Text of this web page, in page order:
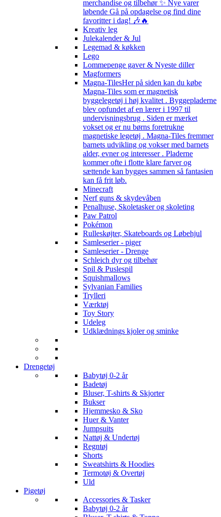
merchandise og tilbehør ✨ Nye varer
løbende Gå på opdagelse og find dine
favoritter i dag! 🎶🔥
Kreativ leg
Julekalender & Jul
Legemad & køkken
Lego
Lommepenge gaver & Nyeste diller
Magformers
Magna-TilesHer på siden kan du købe
Magna-Tiles som er magnetisk
byggelegetøj i høj kvalitet . Byggepladerne
blev opfundet af en lærer i 1997 til
undervisningsbrug . Siden er mærket
vokset og er nu børns foretrukne
magnetiske legetøj . Magna-Tiles fremmer
barnets udvikling og vokser med barnets
alder, evner og interesser . Pladerne
kommer ofte i flotte klare farver og
sættende kan bygges sammen så fantasien
kan få frit løb.
Minecraft
Nerf guns & skydevåben
Penalhuse, Skoletasker og skoleting
Paw Patrol
Pokémon
Rulleskøjter, Skateboards og Løbehjul
Samleserier - piger
Samleserier - Drenge
Schleich dyr og tilbehør
Spil & Puslespil
Squishmallows
Sylvanian Families
Trylleri
Værktøj
Toy Story
Udeleg
Udklædnings kjoler og sminke
Drengetøj
Babytøj 0-2 år
Badetøj
Bluser, T-shirts & Skjorter
Bukser
Hjemmesko & Sko
Huer & Vanter
Jumpsuits
Nattøj & Undertøj
Regntøj
Shorts
Sweatshirts & Hoodies
Termotøj & Overtøj
Uld
Pigetøj
Accessories & Tasker
Babytøj 0-2 år